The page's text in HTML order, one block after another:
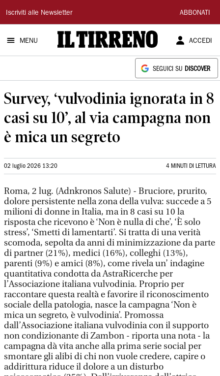
Il
Tirreno
Iscriviti alle Newsletter ABBONATI
MENU ACCEDI
SEGUICI SU DISCOVER
Survey, ‘vulvodinia ignorata in 8
casi su 10’, al via campagna non
è mica un segreto
02 luglio 2026 13:20 4 MINUTI DI LETTURA
Roma, 2 lug. (Adnkronos Salute) - Bruciore, prurito,
dolore persistente nella zona della vulva: succede a 5
milioni di donne in Italia, ma in 8 casi su 10 la
risposta che ricevono è ‘Non è nulla di che’, ‘È solo
stress’, ‘Smetti di lamentarti’. Si tratta di una verità
scomoda, sepolta da anni di minimizzazione da parte
di partner (21%), medici (16%), colleghi (13%),
parenti (9%) e amici (8%), come rivela un’ indagine
quantitativa condotta da AstraRicerche per
l’Associazione italiana vulvodinia. Proprio per
raccontare questa realtà e favorire il riconoscimento
sociale della patologia, nasce la campagna ‘Non è
mica un segreto, è vulvodinia’. Promossa
dall’Associazione italiana vulvodinia con il supporto
non condizionante di Zambon - riporta una nota - la
campagna dà vita anche alla prima serie social per
smontare gli alibi di chi non vuole credere, capire o
addirittura riduce il dolore a un disturbo